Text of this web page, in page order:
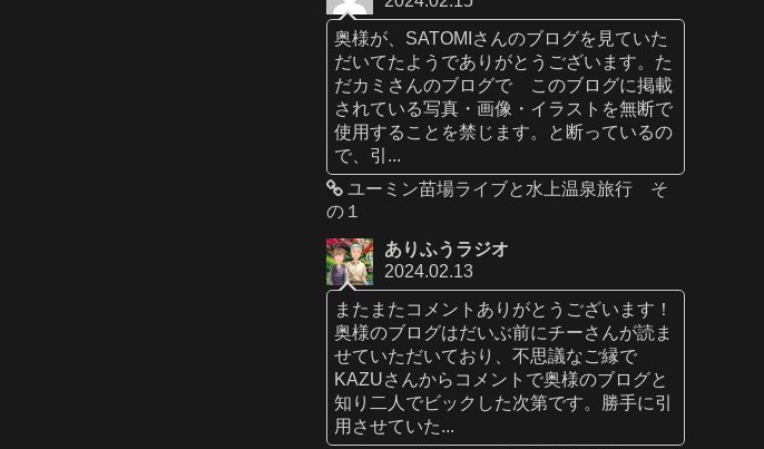
奥様が、SATOMIさんのブログを見ていた
だいてたようでありがとうございます。た
だカミさんのブログで このブログに掲載
されている写真・画像・イラストを無断で
使用することを禁じます。と断っているの
で、引...
ユーミン苗場ライブと水上温泉旅行 そ
の１
ありふうラジオ
2024.02.13
またまたコメントありがとうございます！
奥様のブログはだいぶ前にチーさんが読ま
せていただいており、不思議なご縁で
KAZUさんからコメントで奥様のブログと
知り二人でビックした次第です。勝手に引
用させていた...